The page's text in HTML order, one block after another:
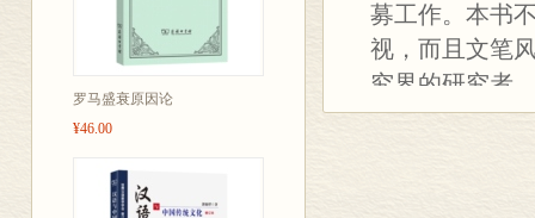
罗马盛衰原因论
¥46.00
募工作。本书
视，而且文笔
究界的研究者
法》宣传的最